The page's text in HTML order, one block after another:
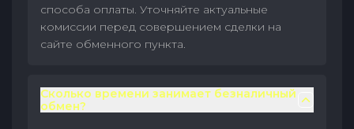
способа оплаты. Уточняйте актуальные
комиссии перед совершением сделки на
сайте обменного пункта.
Сколько времени занимает безналичный
обмен?